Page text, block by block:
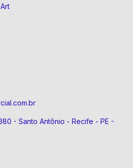
- Santo Antônio - Recife - PE -